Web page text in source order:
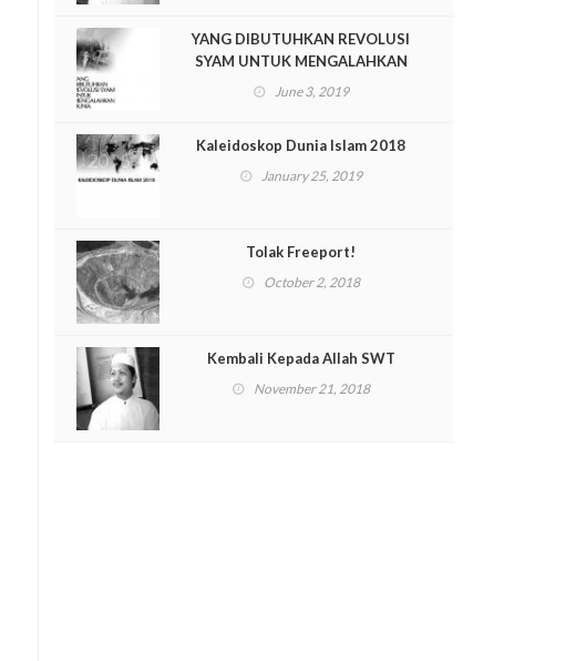
YANG DIBUTUHKAN REVOLUSI
SYAM UNTUK MENGALAHKAN
DUNIA
June 3, 2019
Kaleidoskop Dunia Islam 2018
January 25, 2019
Tolak Freeport!
October 2, 2018
Kembali Kepada Allah SWT
November 21, 2018